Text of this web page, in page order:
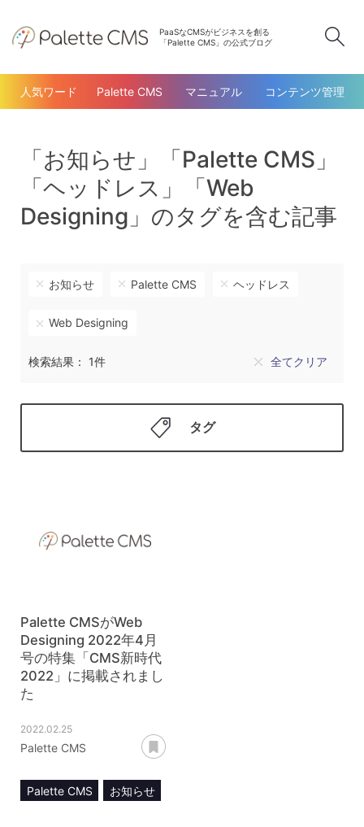
PaaSなCMSがビジネスを創る
「Palette CMS」の公式ブログ
人気ワード Palette CMS マニュアル コンテンツ管理
「お知らせ」「Palette CMS」
「ヘッドレス」「Web
Designing」のタグを含む記事
お知らせ Palette CMS ヘッドレス
Web Designing
検索結果： 1件 全てクリア
タグ
Palette CMSがWeb
Designing 2022年4月
号の特集「CMS新時代
2022」に掲載されまし
た
2022.02.25
Palette CMS
Palette CMS
お知らせ